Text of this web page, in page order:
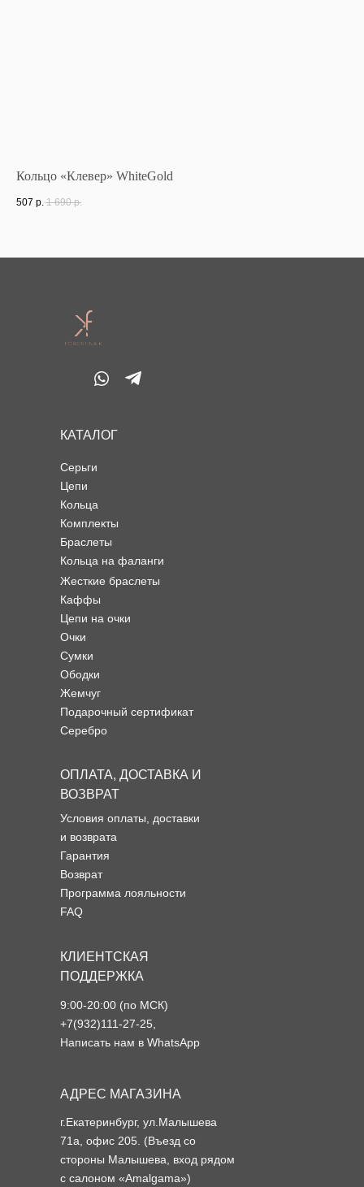
Кольцо «Клевер» WhiteGold
507 р. 1 690 р.
Серьги
Цепи
Кольца
Комплекты
Браслеты
Кольца на фаланги
Условия оплаты, доставки
и возврата
Гарантия
Возврат
Программа лояльности
FAQ
КАТАЛОГ
ОПЛАТА, ДОСТАВКА И
ВОЗВРАТ
КЛИЕНТСКАЯ
ПОДДЕРЖКА
Жесткие браслеты
Каффы
Цепи на очки
Очки
Сумки
Ободки
Жемчуг
Подарочный сертификат
Серебро
АДРЕС МАГАЗИНА
г.Екатеринбург, ул.Малышева
71а, офис 205. (Въезд со
стороны Малышева, вход рядом
с салоном «Amalgama»)
9:00-20:00 (по МСК)
+7(932)111-27-25,
Написать нам в WhatsApp